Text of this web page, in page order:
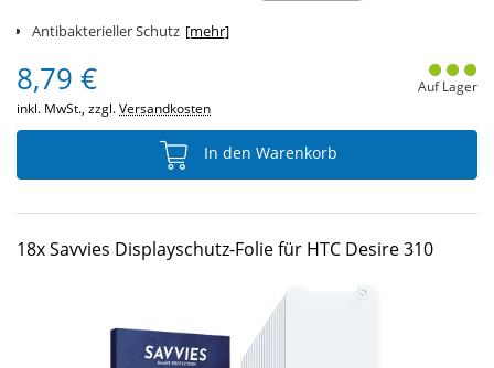
Antibakterieller Schutz [mehr]
8,79 €
inkl. MwSt., zzgl.Versandkosten
Auf Lager
In den Warenkorb
18x Savvies Displayschutz-Folie für HTC Desire 310